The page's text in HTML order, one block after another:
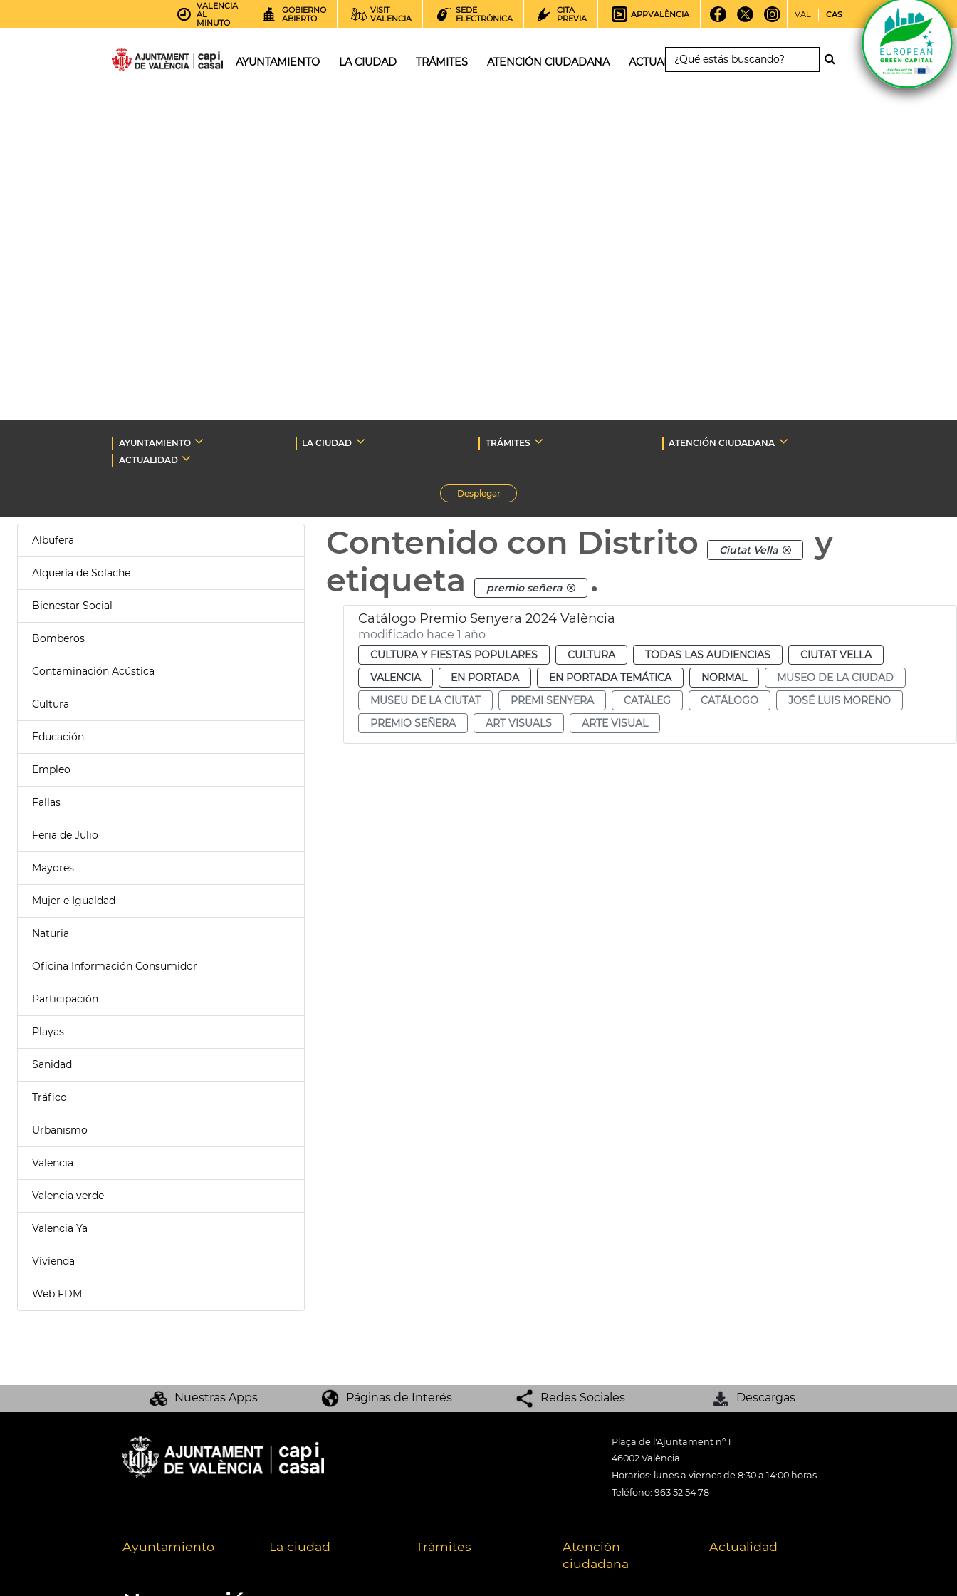
VALENCIA
AL
MINUTO
GOBIERNO
ABIERTO
VISIT
VALENCIA
SEDE
ELECTRÓNICA
CITA
PREVIA
APPVALÈNCIA VAL CAS
AYUNTAMIENTO LA CIUDAD TRÁMITES ATENCIÓN CIUDADANA ACTUALIDAD
AYUNTAMIENTO LA CIUDAD TRÁMITES
ATENCIÓN CIUDADANA
ACTUALIDAD
Desplegar
Albufera
Alquería de Solache
Bienestar Social
Bomberos
Contaminación Acústica
Cultura
Educación
Empleo
Fallas
Feria de Julio
Mayores
Mujer e Igualdad
Naturia
Oficina Información Consumidor
Participación
Playas
Sanidad
Tráfico
Urbanismo
Valencia
Valencia verde
Valencia Ya
Vivienda
Web FDM
Contenido con Distrito Ciutat Vella
y
etiqueta
premio señera .
Catálogo Premio Senyera 2024 València
modificado hace 1 año
CULTURA Y FIESTAS POPULARES CULTURA TODAS LAS AUDIENCIAS
CIUTAT VELLA
VALENCIA
EN PORTADA EN PORTADA TEMÁTICA NORMAL
MUSEO DE LA CIUDAD
MUSEU DE LA CIUTAT
PREMI SENYERA CATÀLEG CATÁLOGO
JOSÉ LUIS MORENO
PREMIO SEÑERA
ART VISUALS ARTE VISUAL
Nuestras Apps Páginas de Interés Redes Sociales Descargas
Plaça de l'Ajuntament nº 1
46002 València
Horarios: lunes a viernes de 8:30 a 14:00 horas
Teléfono: 963 52 54 78
Ayuntamiento La ciudad Trámites
Atención
ciudadana
Actualidad